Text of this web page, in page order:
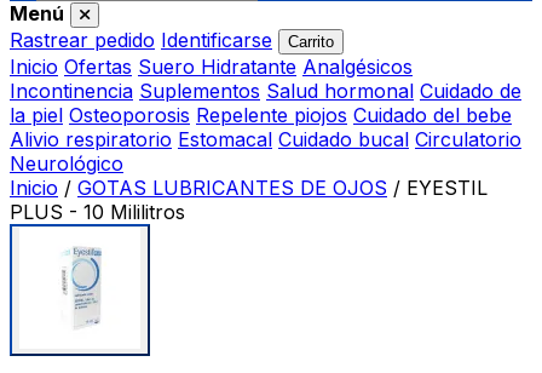
Menú
Rastrear pedido Identificarse Carrito
Inicio Ofertas Suero Hidratante Analgésicos
Incontinencia Suplementos Salud hormonal Cuidado de
la piel Osteoporosis Repelente piojos Cuidado del bebe
Alivio respiratorio Estomacal Cuidado bucal Circulatorio
Neurológico
Inicio / GOTAS LUBRICANTES DE OJOS / EYESTIL
PLUS - 10 Mililitros